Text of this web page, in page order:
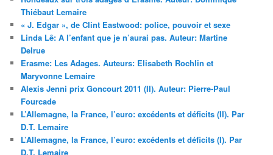
Thiébaut Lemaire
« J. Edgar », de Clint Eastwood: police, pouvoir et sexe
Linda Lê: A l’enfant que je n’aurai pas. Auteur: Martine
Delrue
Erasme: Les Adages. Auteurs: Elisabeth Rochlin et
Maryvonne Lemaire
Alexis Jenni prix Goncourt 2011 (II). Auteur: Pierre-Paul
Fourcade
L’Allemagne, la France, l’euro: excédents et déficits (II). Par
D.T. Lemaire
L’Allemagne, la France, l’euro: excédents et déficits (I). Par
D.T. Lemaire